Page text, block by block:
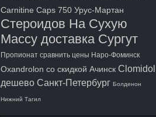
Carnitine Caps 750 Урус-Мартан
Стероидов На Сухую
Массу доставка Сургут
Пропионат сравнить цены Наро-Фоминск
Oxandrolon со скидкой Ачинск Clomidol
дешево Санкт-Петербург Болденон
Нижний Тагил